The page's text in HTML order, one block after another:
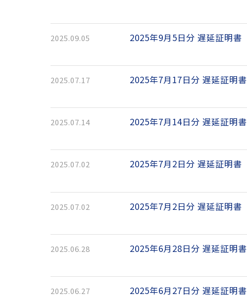
2025.09.05 2025年9月5日分 遅延証明書
2025.07.17 2025年7月17日分 遅延証明書
2025.07.14 2025年7月14日分 遅延証明書
2025.07.02 2025年7月2日分 遅延証明書
2025.07.02 2025年7月2日分 遅延証明書
2025.06.28 2025年6月28日分 遅延証明書
2025.06.27 2025年6月27日分 遅延証明書